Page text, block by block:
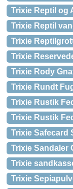
Trixie Reptil og
Trixie Reptil
Trixie
Trixie
Trixie Rody
Trixie Rundt
Trixie Rustik
Trixie Rustik
Trixie Safecard
Trixie Sandaler
Trixie
Trixie